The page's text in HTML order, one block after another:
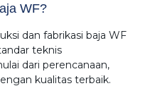
WF?
dan fabrikasi baja WF
teknis
dari perencanaan,
kualitas terbaik.